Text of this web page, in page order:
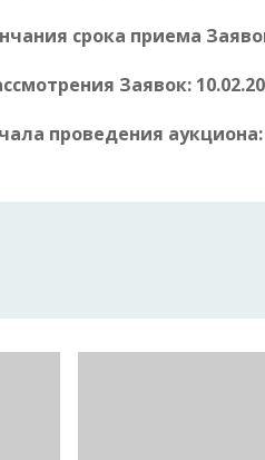
срока приема
Заявок:
проведения аукциона: